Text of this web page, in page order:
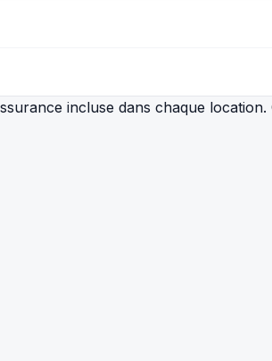
incluse dans chaque